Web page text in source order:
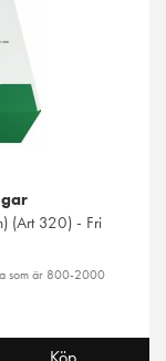
(Art 320) - Fri
som är 800-2000